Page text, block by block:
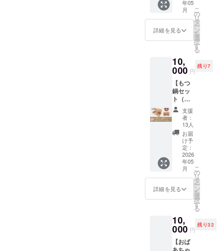
凍保
のたれ
しょう
んご果
汁、野
ぎ、
しょう
が、に
んじ
ん]、に
んに
く、ご
ま油、
一味唐
辛子、
調味料
[アミノ
酸等]、
保存料
上塩ホ
ルモン
腸、塩
《アレ
ルゲン
情報》
《消費
期限》
発送日
より180
す。 ※
クール
便でお
送りい
容》 ・
手づく
バーグ
（合挽 /
150g ×
2個入
り） ・
大畠オ
リジナ
ル「ス
テーキ
のた
れ」1本
（160g
） 《原
材料
バーグ
牛肉
（国内
産、
店自慢
の合挽
ハン
バーグ
（4個）
100％ハ
ンバー
グ（4
個）、
さら
に、ス
テーキ
たれを
セット
にして
お届け
いたし
ます。
※クール
便でお
送りい
たしま
合挽ハ
ンバー
（150g
年05
月
詳細を見る
こ
の
リ
タ
ー
ン
を
選
択
す
る
10,
000 円
残り7
【もつ
鍋セッ
ト（鶏
ダシ醤
油味）
＋国産
牛ハン
バー
グ】 お
ばあ
ちゃん
特製！
ご自宅
で簡単
にプロ
る「も
つ鍋
セット
（鶏ダ
支援
者：
13人
お届
け予
定：
2026
年05
月
詳細を見る
こ
の
リ
タ
ー
ン
を
選
択
す
る
10,
000 円
残り32
【おば